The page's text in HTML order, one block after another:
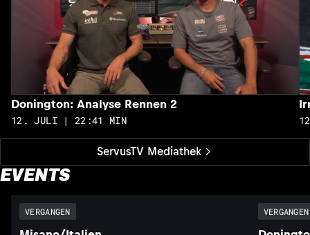
ServusTV Mediathek
Donington: Analyse Rennen 2
12. JULI | 22:41 MIN
EVENTS
VERGANGEN VERGANGEN